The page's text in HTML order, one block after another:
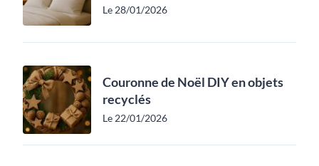
Le 28/01/2026
Couronne de Noël DIY en objets
recyclés
Le 22/01/2026